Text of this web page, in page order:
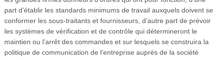
part d’établir les standards minimums de travail auxquels doivent se
conformer les sous-traitants et fournisseurs, d’autre part de prévoir
les systèmes de vérification et de contrôle qui détermineront le
maintien ou l’arrêt des commandes et sur lesquels se construira la
politique de communication de l’entreprise auprès de la société